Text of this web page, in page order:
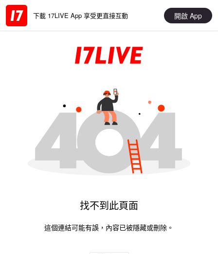
下載 17LIVE App 享受更直接互動 開啟 App
找不到此頁面
這個連結可能有誤，內容已被隱藏或刪除。